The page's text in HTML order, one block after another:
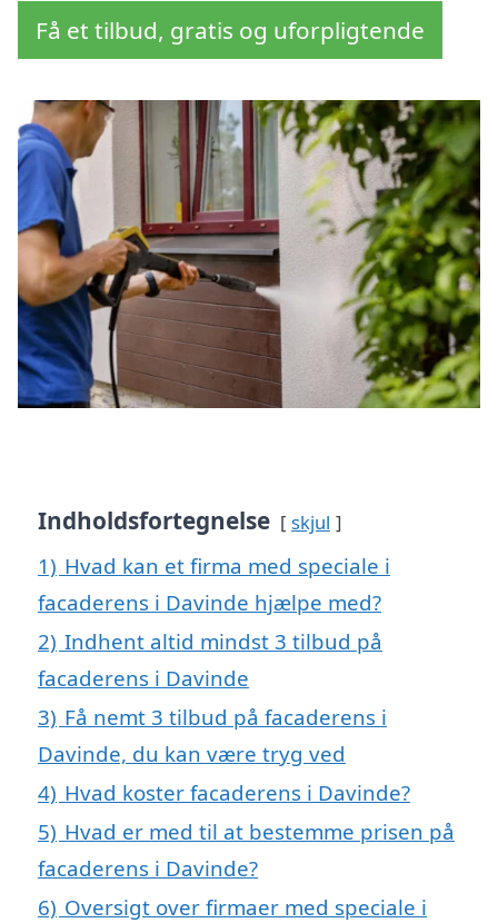
Få et tilbud, gratis og uforpligtende
Indholdsfortegnelse skjul
1) Hvad kan et firma med speciale i
facaderens i Davinde hjælpe med?
2) Indhent altid mindst 3 tilbud på
facaderens i Davinde
3) Få nemt 3 tilbud på facaderens i
Davinde, du kan være tryg ved
4) Hvad koster facaderens i Davinde?
5) Hvad er med til at bestemme prisen på
facaderens i Davinde?
6) Oversigt over firmaer med speciale i